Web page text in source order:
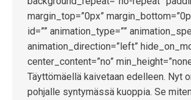
margin_top=”0px”
id=”” animation_type=””
animation_direction=”left”
center_content=”no”
Täyttömäellä kaivetaan edelleen. Nyt
pohjalle syntymässä kuoppia. Se